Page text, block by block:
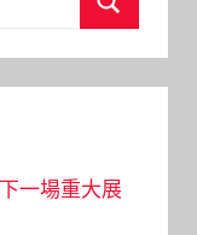
一場重大展